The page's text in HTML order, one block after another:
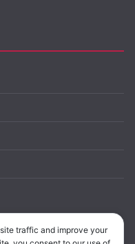
traffic and improve your